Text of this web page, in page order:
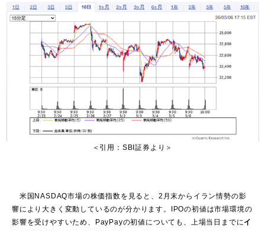
＜引用：SBI証券より＞
米国NASDAQ市場の株価指数を見ると、2月末からイラン情勢の影
響により大きく変動しているのが分かります。IPOの初値は市場環境の
影響を受けやすいため、PayPayの初値についても、上場当日までにイ